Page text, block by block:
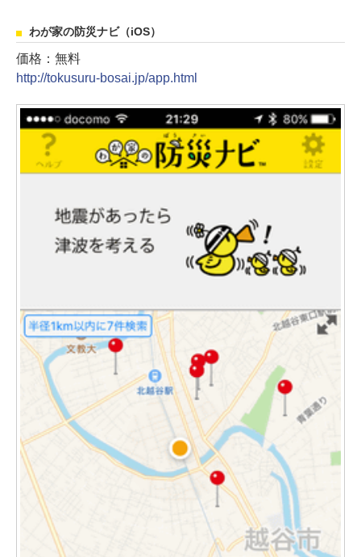
わが家の防災ナビ（iOS）
価格：無料
http://tokusuru-bosai.jp/app.html